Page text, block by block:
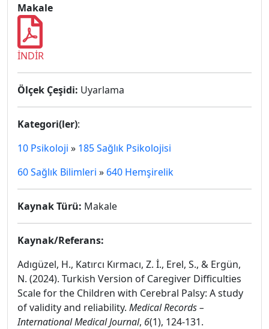
Makale
İNDİR
Ölçek Çeşidi: Uyarlama
Kategori(ler):
10 Psikoloji » 185 Sağlık Psikolojisi
60 Sağlık Bilimleri » 640 Hemşirelik
Kaynak Türü: Makale
Kaynak/Referans:
Adıgüzel, H., Katırcı Kırmacı, Z. İ., Erel, S., & Ergün,
N. (2024). Turkish Version of Caregiver Difficulties
Scale for the Children with Cerebral Palsy: A study
of validity and reliability. Medical Records –
International Medical Journal, 6(1), 124-131.